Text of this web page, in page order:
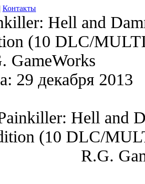
Контакты
Hell and
(10 DLC/
GameWorks
29 декабря 2013